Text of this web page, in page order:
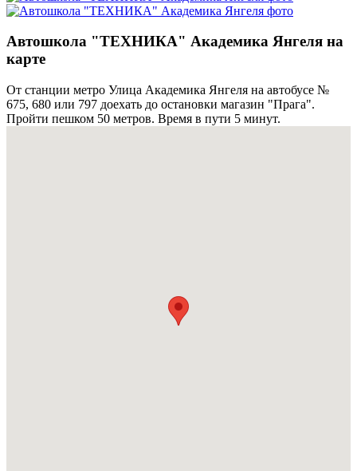
Автошкола "ТЕХНИКА" Академика Янгеля на
карте
От станции метро Улица Академика Янгеля на автобусе №
675, 680 или 797 доехать до остановки магазин "Прага".
Пройти пешком 50 метров. Время в пути 5 минут.